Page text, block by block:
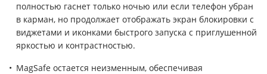
полностью гаснет только ночью или если телефон убран
в карман, но продолжает отображать экран блокировки с
виджетами и иконками быстрого запуска с приглушенной
яркостью и контрастностью.
MagSafe остается неизменным, обеспечивая